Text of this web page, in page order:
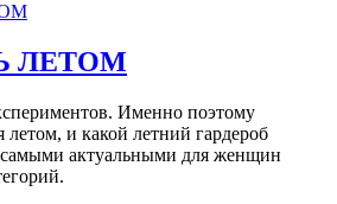
ЛЕТОМ
Именно поэтому
летом, и какой летний гардероб
самыми актуальными для женщин